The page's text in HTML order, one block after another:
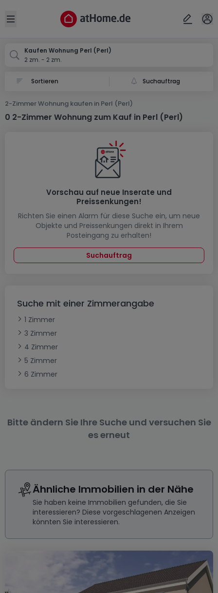
Open sidebar
Kaufen Wohnung Perl (Perl)
2 zm. - 2 zm.
Suchauftrag
2-Zimmer Wohnung kaufen in Perl (Perl)
0 2-Zimmer Wohnung zum Kauf in Perl (Perl)
Vorschau auf neue Inserate und
Preissenkungen!
Richten Sie einen Alarm für diese Suche ein, um neue
Objekte und Preissenkungen direkt in Ihrem
Posteingang zu erhalten!
Suchauftrag
Suche mit einer Zimmerangabe
1 Zimmer
3 Zimmer
4 Zimmer
5 Zimmer
6 Zimmer
Bitte ändern Sie Ihre Suche und versuchen Sie
es erneut
Ähnliche Immobilien in der Nähe
Sie haben keine Immobilien gefunden, die Sie
interessieren? Diese vorgeschlagenen Anzeigen
könnten Sie interessieren.
Ort
Abbrechen ok
Perl-Perl